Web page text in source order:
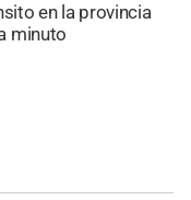
en la provincia
minuto